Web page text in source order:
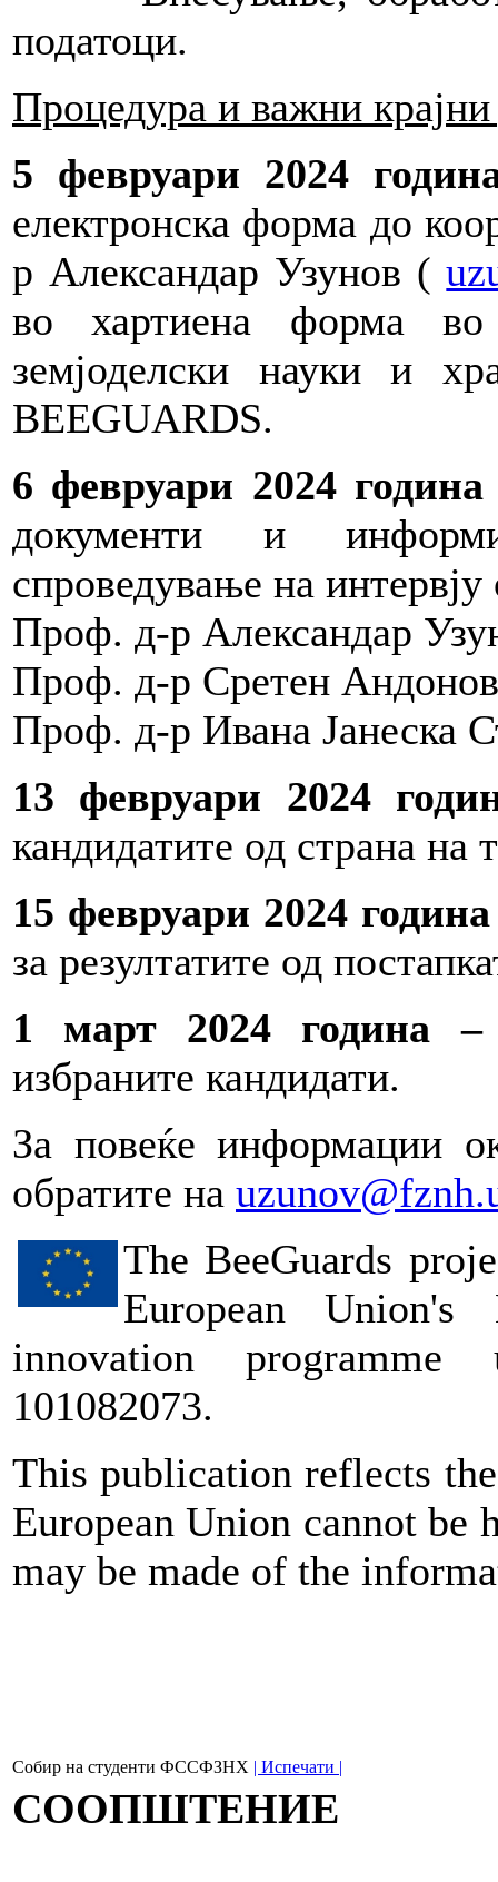
податоци.
Процедура и важни
5 февруари 2024
електронска форма до
р Александар Узунов (
во хартиена форма во
земјоделски науки и
BEEGUARDS.
6 февруари 2024
документи и
спроведување на
Проф. д-р Александар
Проф. д-р Сретен Андонов
Проф. д-р Ивана Јанеска
13 февруари 2024
кандидатите од страна на
15 февруари 2024
за резултатите од
1 март 2024 година –
избраните кандидати.
За повеќе информации
обратите на
The BeeGuards
European Union's
innovation
101082073.
This publication reflects
European Union cannot be
may be made of the
Собир на студенти ФССФЗНХ | Испечати |
СООПШТЕНИЕ